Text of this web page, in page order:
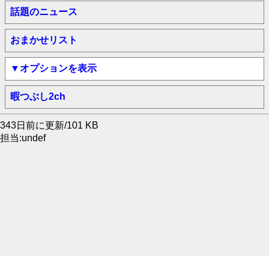
話題のニュース
おまかせリスト
▼オプションを表示
暇つぶし2ch
343日前に更新/101 KB
担当:undef